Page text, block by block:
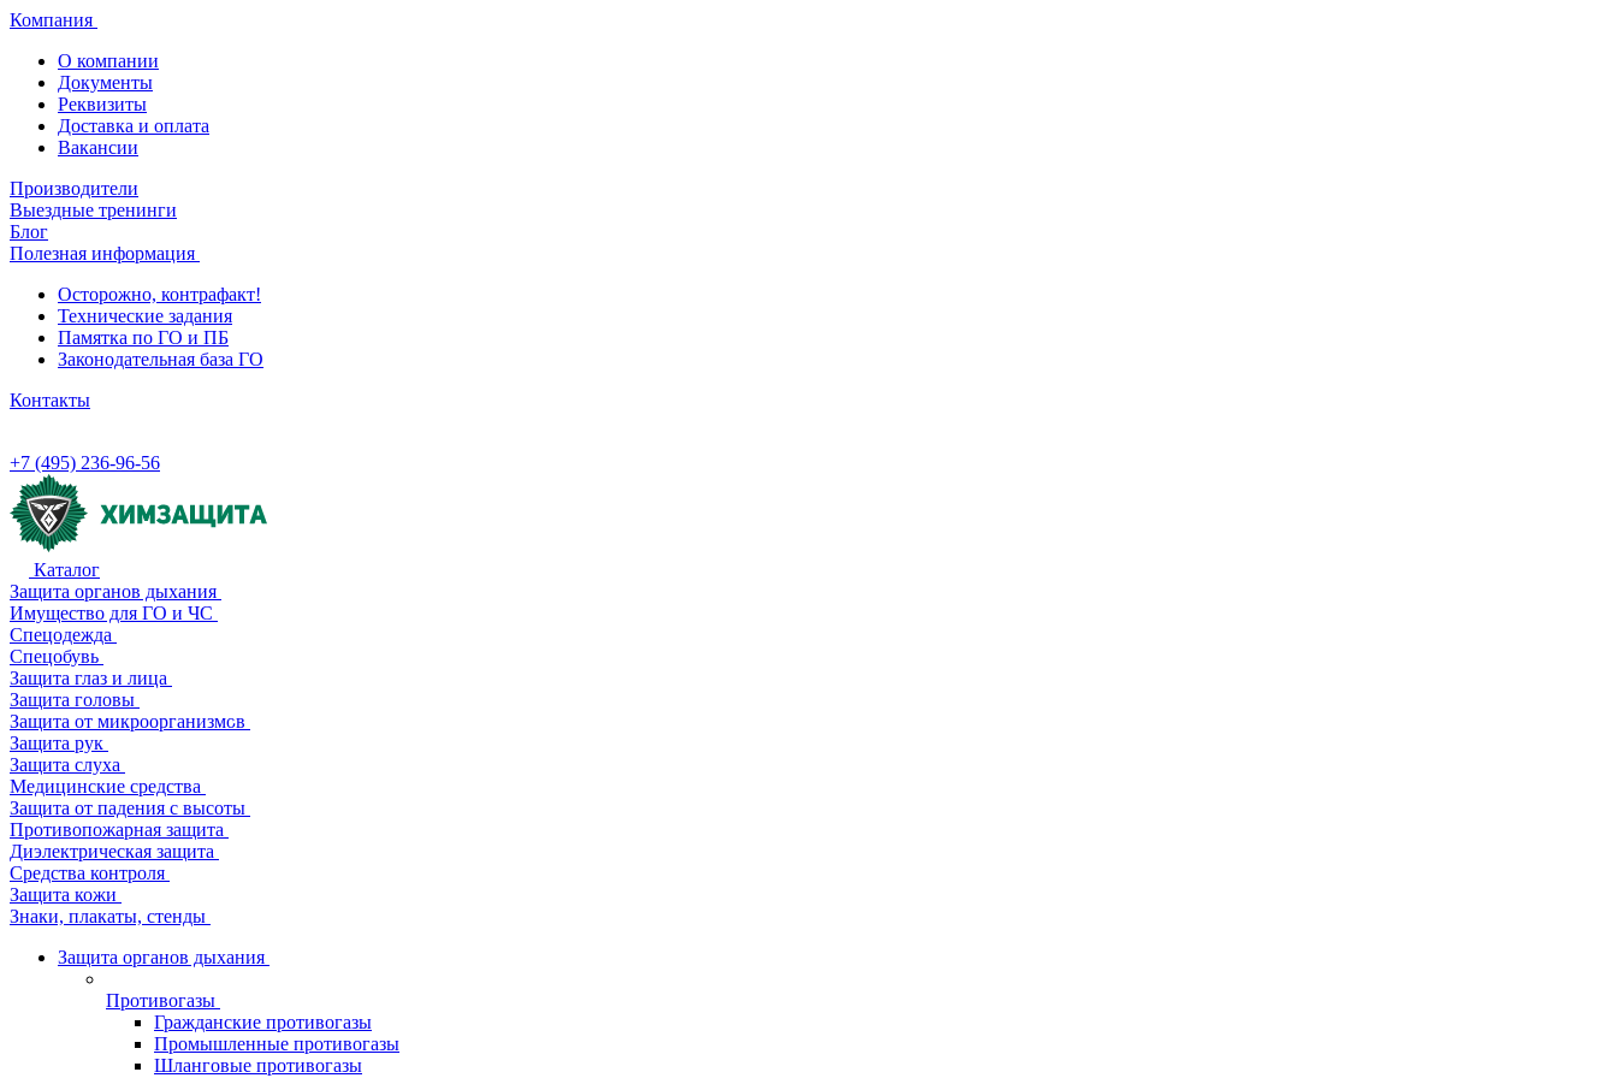
Компания
О компании
Документы
Реквизиты
Доставка и оплата
Вакансии
Производители
Выездные тренинги
Блог
Полезная информация
Осторожно, контрафакт!
Технические задания
Памятка по ГО и ПБ
Законодательная база ГО
Контакты
+7 (495) 236-96-56
Каталог
Защита органов дыхания
Имущество для ГО и ЧС
Спецодежда
Спецобувь
Защита глаз и лица
Защита головы
Защита от микроорганизмов
Защита рук
Защита слуха
Медицинские средства
Защита от падения с высоты
Противопожарная защита
Диэлектрическая защита
Средства контроля
Защита кожи
Знаки, плакаты, стенды
Защита органов дыхания
Противогазы
Гражданские противогазы
Промышленные противогазы
Шланговые противогазы